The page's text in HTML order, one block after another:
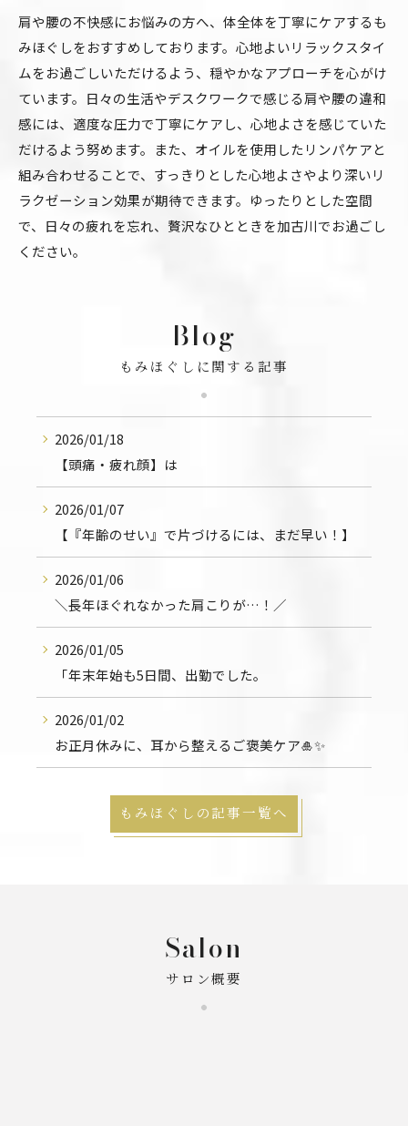
肩や腰の不快感にお悩みの方へ、体全体を丁寧にケアするも
みほぐしをおすすめしております。心地よいリラックスタイ
ムをお過ごしいただけるよう、穏やかなアプローチを心がけ
ています。日々の生活やデスクワークで感じる肩や腰の違和
感には、適度な圧力で丁寧にケアし、心地よさを感じていた
だけるよう努めます。また、オイルを使用したリンパケアと
組み合わせることで、すっきりとした心地よさやより深いリ
ラクゼーション効果が期待できます。ゆったりとした空間
で、日々の疲れを忘れ、贅沢なひとときを加古川でお過ごし
ください。
もみほぐしに関する記事
Blog
2026/01/18
【頭痛・疲れ顔】は
2026/01/07
【『年齢のせい』で片づけるには、まだ早い！】
2026/01/06
＼長年ほぐれなかった肩こりが…！／
2026/01/05
「年末年始も5日間、出勤でした。
2026/01/02
お正月休みに、耳から整えるご褒美ケア🎍✨
もみほぐしの記事一覧へ
サロン概要
Salon